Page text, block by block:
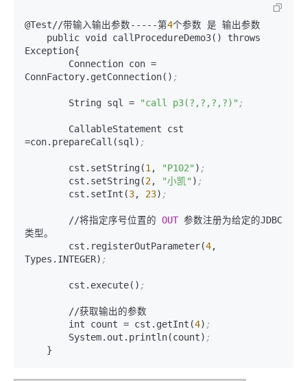
@Test//带输入输出参数-----第4个参数 是 输出参数
Exception{
ConnFactory.getConnection() ;
        String sql =
"call p3(?,?,?,?)" ;
=con.prepareCall(sql) ;
        cst.setString(
1 , "P102" ) ;
        cst.setString(
2, "小凯" ) ;
        cst.setInt(
3, 23) ;
        //将指定序号位置的
OUT 参数注册为给定的JDBC
类型。
        cst.registerOutParameter(
4,
Types.INTEGER) ;
        cst.execute()
;
        int count = cst.getInt(
4) ;
        System.out.println(count)
;